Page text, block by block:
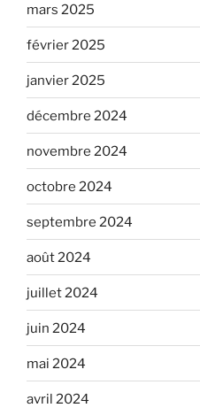
mars 2025
février 2025
janvier 2025
décembre 2024
novembre 2024
octobre 2024
septembre 2024
août 2024
juillet 2024
juin 2024
mai 2024
avril 2024